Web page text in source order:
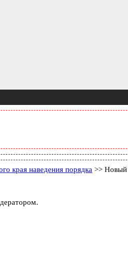
края наведения порядка >> Новый